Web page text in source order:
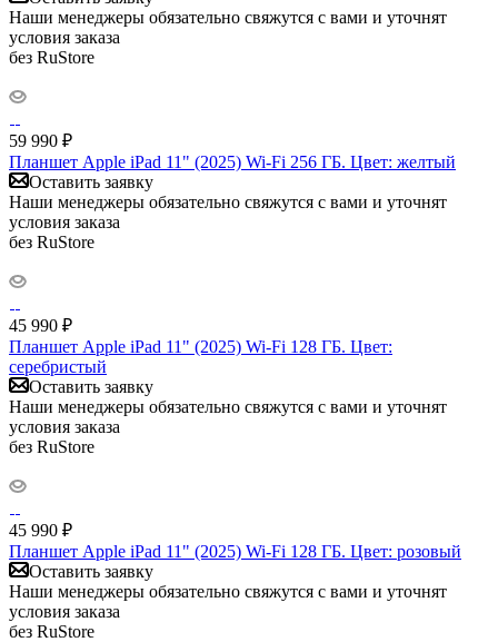
Наши менеджеры обязательно свяжутся с вами и уточнят
условия заказа
без RuStore
59 990 ₽
Планшет Apple iPad 11" (2025) Wi-Fi 256 ГБ. Цвет: желтый
Оставить заявку
Наши менеджеры обязательно свяжутся с вами и уточнят
условия заказа
без RuStore
45 990 ₽
Планшет Apple iPad 11" (2025) Wi-Fi 128 ГБ. Цвет:
серебристый
Оставить заявку
Наши менеджеры обязательно свяжутся с вами и уточнят
условия заказа
без RuStore
45 990 ₽
Планшет Apple iPad 11" (2025) Wi-Fi 128 ГБ. Цвет: розовый
Оставить заявку
Наши менеджеры обязательно свяжутся с вами и уточнят
условия заказа
без RuStore